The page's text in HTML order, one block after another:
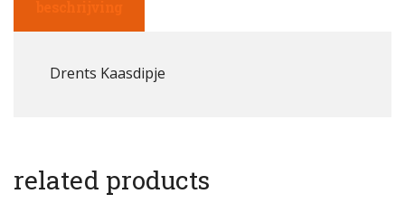
Drents Kaasdipje
related products